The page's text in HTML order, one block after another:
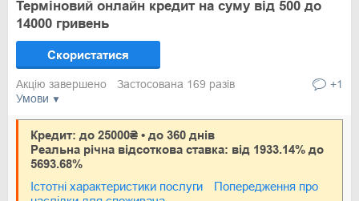
Умови
Терміновий онлайн кредит на суму від 500 до
14000 гривень
Скористатися
Акцію завершено Застосована 169 разів +1
Кредит: до 25000₴ • до 360 днів
Реальна річна відсоткова ставка: від 1933.14% до
5693.68%
Істотні характеристики послуги
Попередження про